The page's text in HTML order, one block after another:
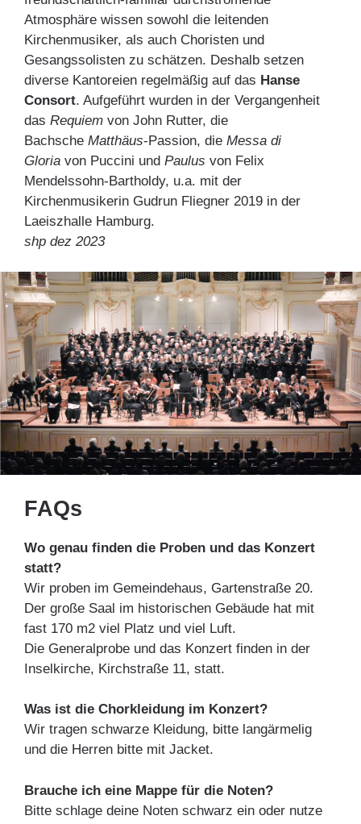
Atmosphäre wissen sowohl die leitenden
Kirchenmusiker, als auch Choristen und
Gesangssolisten zu schätzen. Deshalb setzen
diverse Kantoreien regelmäßig auf das Hanse
Consort. Aufgeführt wurden in der Vergangenheit
das Requiem von John Rutter, die
Bachsche Matthäus-Passion, die Messa di
Gloria von Puccini und Paulus von Felix
Mendelssohn-Bartholdy, u.a. mit der
Kirchenmusikerin Gudrun Fliegner 2019 in der
Laeiszhalle Hamburg.
shp dez 2023
FAQs
Wo genau finden die Proben und das Konzert
statt?
Wir proben im Gemeindehaus, Gartenstraße 20.
Der große Saal im historischen Gebäude hat mit
fast 170 m2 viel Platz und viel Luft.
Die Generalprobe und das Konzert finden in der
Inselkirche, Kirchstraße 11, statt.
Was ist die Chorkleidung im Konzert?
Wir tragen schwarze Kleidung, bitte langärmelig
und die Herren bitte mit Jacket.
Brauche ich eine Mappe für die Noten?
Bitte schlage deine Noten schwarz ein oder nutze